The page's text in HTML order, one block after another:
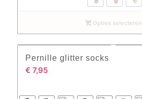
Opties selecteren
Pernille glitter socks
€ 7,95